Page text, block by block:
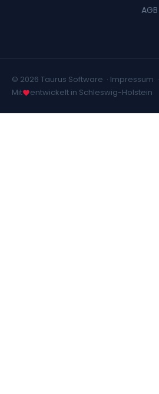
AGB
© 2026 Taurus Software · Impressum ·
Mit
entwickelt in Schleswig-Holstein